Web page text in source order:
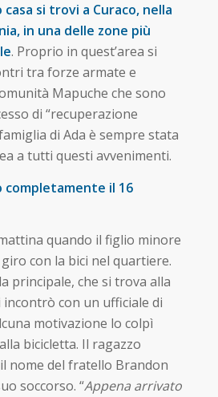
si trovi a Curaco, nella
in una delle zone più
. Proprio in quest’area si
tra forze armate e
Mapuche che sono
di “recuperazione
di Ada è sempre stata
a tutti questi avvenimenti.
completamente il 16
quando il figlio minore
con la bici nel quartiere.
principale, che si trova alla
incontrò con un ufficiale di
motivazione lo colpì
bicicletta. Il ragazzo
nome del fratello Brandon
soccorso. “Appena arrivato